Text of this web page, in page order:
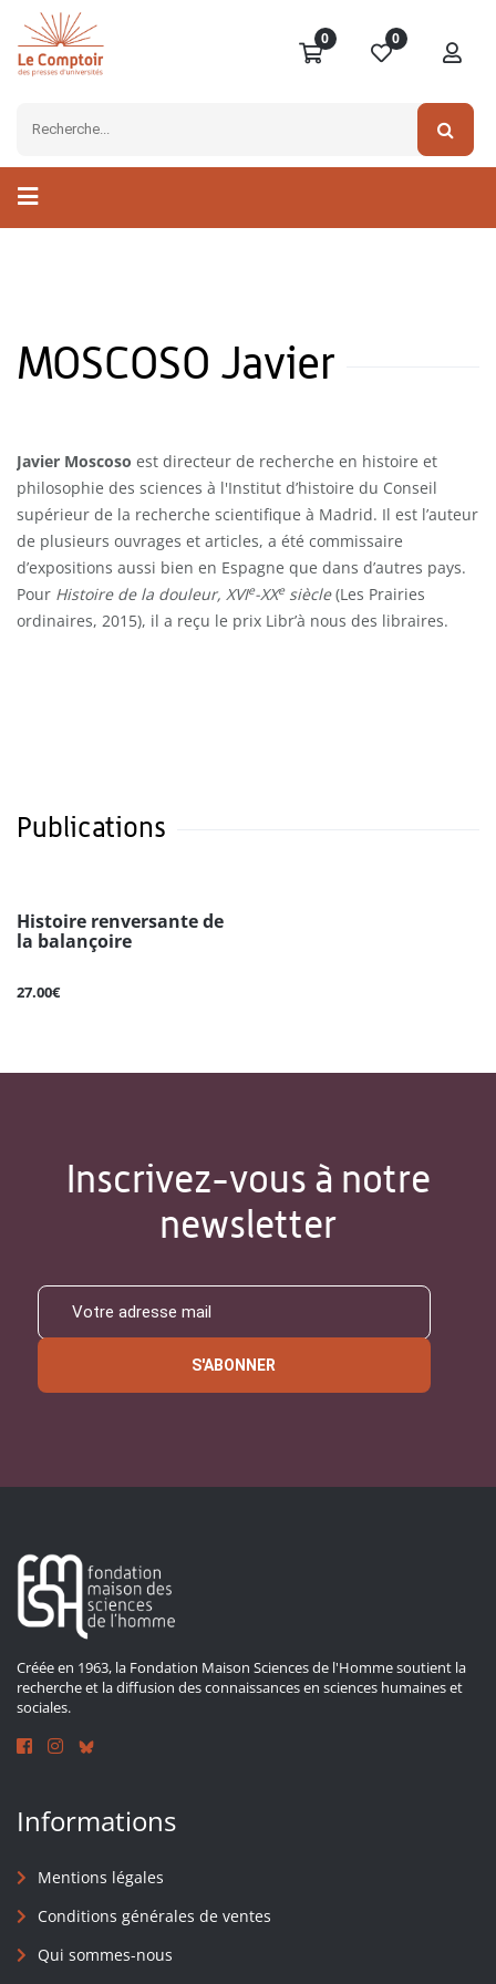
0 0
MOSCOSO Javier
Javier Moscoso est directeur de recherche en histoire et
philosophie des sciences à l'Institut d’histoire du Conseil
supérieur de la recherche scientifique à Madrid. Il est l’auteur
de plusieurs ouvrages et articles, a été commissaire
d’expositions aussi bien en Espagne que dans d’autres pays.
Pour Histoire de la douleur, XVIe-XXesiècle(Les Prairies
ordinaires, 2015), il a reçu le prix Libr’à nous des libraires.
Publications
Histoire renversante de
la balançoire
27.00€
Inscrivez-vous à notre
newsletter
S'ABONNER
Créée en 1963, la Fondation Maison Sciences de l'Homme soutient la
recherche et la diffusion des connaissances en sciences humaines et
sociales.
Informations
Mentions légales
Conditions générales de ventes
Qui sommes-nous